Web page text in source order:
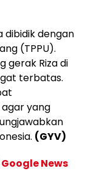
dibidik dengan
(TPPU).
gerak Riza di
terbatas.
yang
(GYV)
Google News